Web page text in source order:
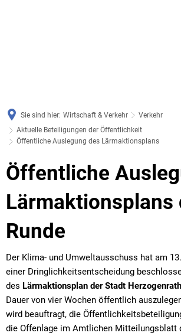
Sie sind hier: Wirtschaft & Verkehr
Verkehr
Aktuelle Beteiligungen der Öffentlichkeit
Öffentliche Auslegung des Lärmaktionsplans
Öffentliche
Auslegung
des
Lärmaktionsplans
Öffentliche
Lärmaktionsplans
Runde
Der Klima- und Umweltausschuss hat am
einer Dringlichkeitsentscheidung
des Lärmaktionsplan der Stadt
Dauer von vier Wochen öffentlich
wird beauftragt, die
die Offenlage im Amtlichen Mitteilungsblatt